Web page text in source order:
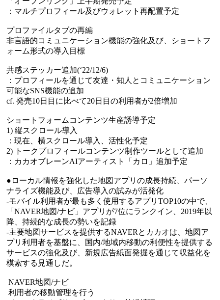
：マルチプロフィール及びウォレット再配置予定
プロファイルタブの再編
非言語的コミュニケーション機能の強化及び、ショートフ
ォーム形式の導入目標
共感ステッカー追加(‘22/12/6)
：プロフィールを通じて友達・知人とコミュニケーション
可能なSNS機能の追加
cf. 発売10日目に比べて20日目の利用者が2倍増加
ショートフォームコンテンツ生産誘導予定
1) 縦スクロール導入
：現在、横スクロール導入、活性化予定
2) トークプロフィールコンテンツ制作ツールとして追加
：カカオブレーンAIアーティスト「カロ」追加予定
●ローカル情報を強化した地図アプリの成長持続、パーソ
ナライズ機能及び、広告導入の試みが活発化
-モバイル利用者が最も多く使用するアプリTOP10の中で、
「NAVER地図/ナビ」アプリが7位にランクイン、2019年以
降、持続的な成長の勢いを記録
-主要地図サービスを提供するNAVERとカカオは、地図ア
プリ利用者を基盤に、国内/地域内移動の利便性を提供する
サービスの強化及び、新規広告紙面発掘を通じて収益化を
模索する見通しだ。
NAVER地図/ナビ
利用者の移動管理を行う